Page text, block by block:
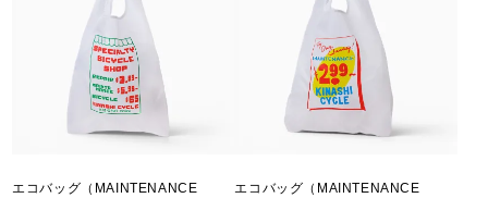
エコバッグ（MAINTENANCE
エコバッグ（MAINTENANCE